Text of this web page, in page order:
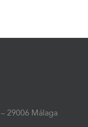
29006 Málaga